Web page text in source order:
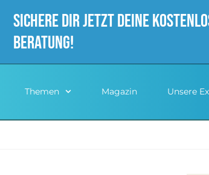
Themen Magazin Unsere
sichere dir jetzt deine
Beratung!